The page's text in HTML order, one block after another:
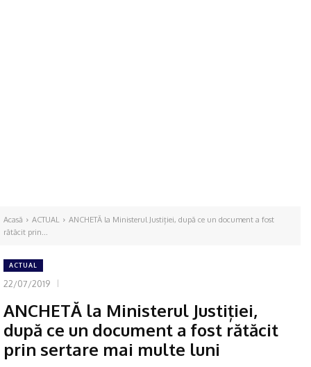
Acasă ACTUAL
ANCHETĂ la Ministerul Justiției, după ce un document a fost
rătăcit prin...
ACTUAL
22/07/2019
ANCHETĂ la Ministerul Justiției,
după ce un document a fost rătăcit
prin sertare mai multe luni